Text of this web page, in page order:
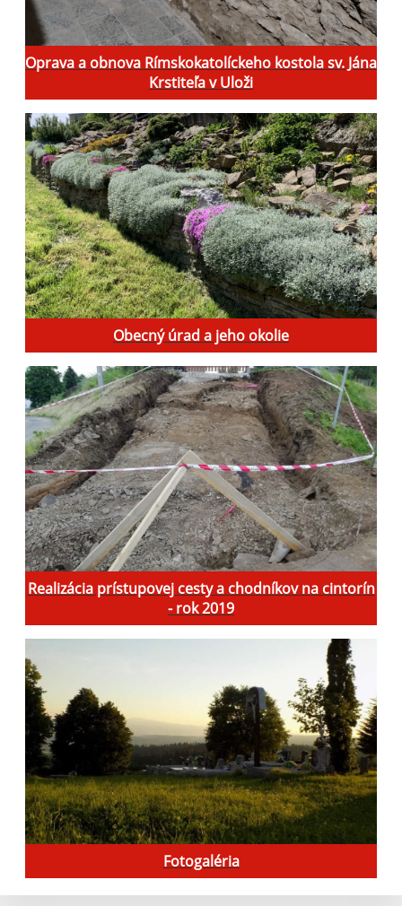
Oprava a obnova Rímskokatolíckeho kostola sv. Jána
Krstiteľa v Uloži
Obecný úrad a jeho okolie
Realizácia prístupovej cesty a chodníkov na cintorín
- rok 2019
Fotogaléria